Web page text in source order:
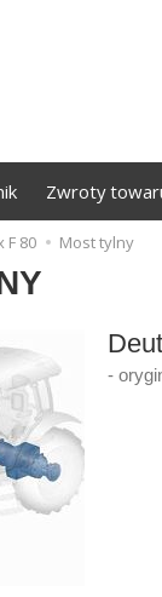
Zwroty
F 80 Most tylny
-